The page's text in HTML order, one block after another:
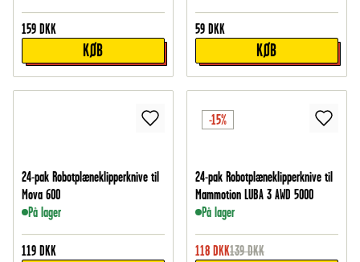
159 DKK
KØB
59 DKK
KØB
24-pak Robotplæneklipperknive til
Mova 600
På lager
119 DKK
-15%
24-pak Robotplæneklipperknive til
Mammotion LUBA 3 AWD 5000
På lager
118 DKK139 DKK